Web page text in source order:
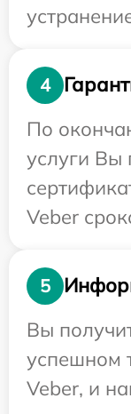
4
По
услуги Вы
Veber
5
Вы
успешном
Veber, и